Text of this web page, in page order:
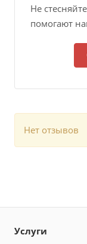
Не
помогают
Нет отзывов
Услуги